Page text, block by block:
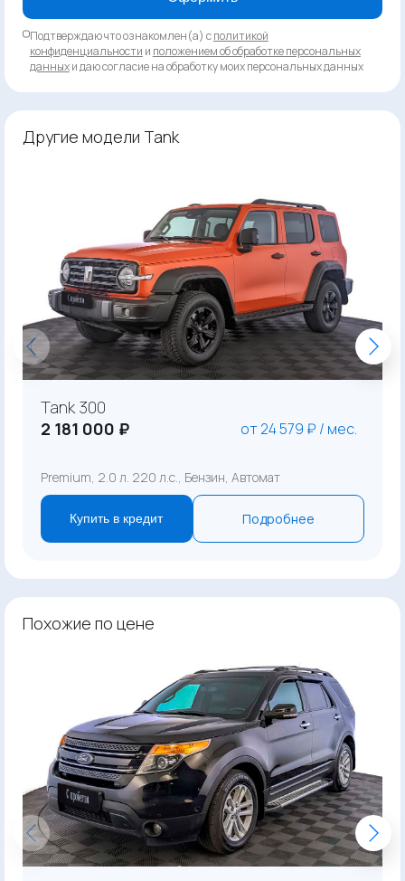
Подтверждаю что ознакомлен(а) сполитикой
конфиденциальности и положением об обработке персональных
данныхи даю согласие на обработку моих персональных данных
Другие модели Tank
Tank 300
2 181 000 ₽
от 24 579 ₽ / мес.
Premium, 2.0 л. 220 л.с., Бензин, Автомат
Купить в кредит Подробнее
Похожие по цене